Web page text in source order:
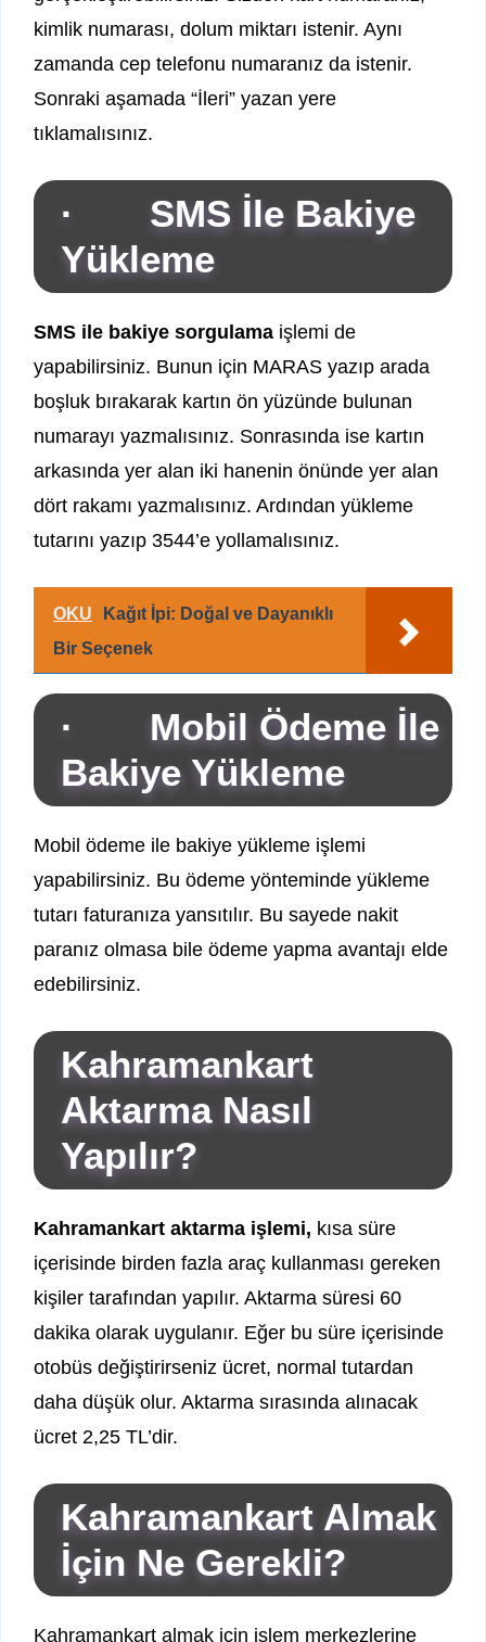
kimlik numarası, dolum miktarı istenir. Aynı
zamanda cep telefonu numaranız da istenir.
Sonraki aşamada “İleri” yazan yere
tıklamalısınız.
· SMS İle Bakiye
Yükleme
SMS ile bakiye sorgulama işlemi de
yapabilirsiniz. Bunun için MARAS yazıp arada
boşluk bırakarak kartın ön yüzünde bulunan
numarayı yazmalısınız. Sonrasında ise kartın
arkasında yer alan iki hanenin önünde yer alan
dört rakamı yazmalısınız. Ardından yükleme
tutarını yazıp 3544’e yollamalısınız.
OKU
Kağıt İpi: Doğal ve Dayanıklı
Bir Seçenek
· Mobil Ödeme İle
Bakiye Yükleme
Mobil ödeme ile bakiye yükleme işlemi
yapabilirsiniz. Bu ödeme yönteminde yükleme
tutarı faturanıza yansıtılır. Bu sayede nakit
paranız olmasa bile ödeme yapma avantajı elde
edebilirsiniz.
Kahramankart
Aktarma Nasıl
Yapılır?
Kahramankart aktarma işlemi, kısa süre
içerisinde birden fazla araç kullanması gereken
kişiler tarafından yapılır. Aktarma süresi 60
dakika olarak uygulanır. Eğer bu süre içerisinde
otobüs değiştirirseniz ücret, normal tutardan
daha düşük olur. Aktarma sırasında alınacak
ücret 2,25 TL’dir.
Kahramankart Almak
İçin Ne Gerekli?
Kahramankart almak için işlem merkezlerine